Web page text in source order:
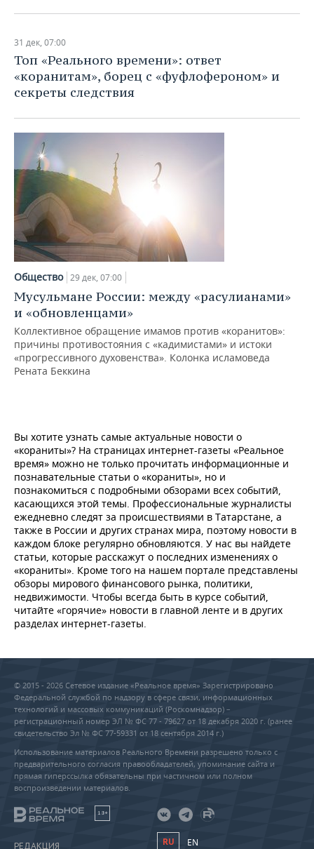
31 дек, 07:00
Топ «Реального времени»: ответ
«коранитам», борец с «фуфлофероном» и
секреты следствия
Общество 29 дек, 07:00
Мусульмане России: между «расулианами»
и «обновленцами»
Коллективное обращение имамов против «коранитов»:
причины противостояния с «кадимистами» и истоки
«прогрессивного духовенства». Колонка исламоведа
Рената Беккина
Вы хотите узнать самые актуальные новости о
«кораниты»? На страницах интернет-газеты «Реальное
время» можно не только прочитать информационные и
познавательные статьи о «кораниты», но и
познакомиться с подробными обзорами всех событий,
касающихся этой темы. Профессиональные журналисты
ежедневно следят за происшествиями в Татарстане, а
также в России и других странах мира, поэтому новости в
каждом блоке регулярно обновляются. У нас вы найдете
статьи, которые расскажут о последних изменениях о
«кораниты». Кроме того на нашем портале представлены
обзоры мирового финансового рынка, политики,
недвижимости. Чтобы всегда быть в курсе событий,
читайте «горячие» новости в главной ленте и в других
разделах интернет-газеты.
© 2015 - 2026 Сетевое издание «Реальное время» Зарегистрировано
Федеральной службой по надзору в сфере связи, информационных
технологий и массовых коммуникаций (Роскомнадзор) –
регистрационный номер ЭЛ № ФС 77 - 79627 от 18 декабря 2020 г. (ранее
свидетельство Эл № ФС 77-59331 от 18 сентября 2014 г.)
Использование материалов Реального Времени разрешено только с
предварительного согласия правообладателей, упоминание сайта и
прямая гиперссылка обязательны при частичном или полном
воспроизведении материалов.
18+
РЕДАКЦИЯ RU EN